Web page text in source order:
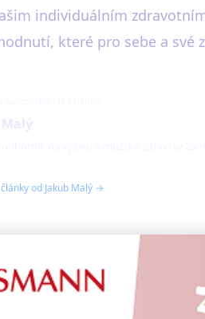
individuálním
které pro sebe a své
od Jakub Malý →